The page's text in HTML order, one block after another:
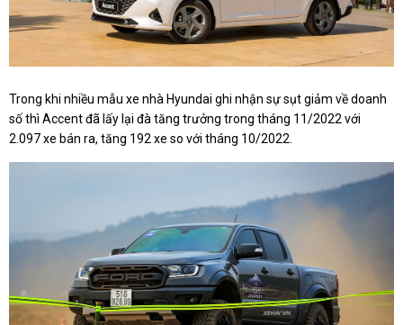
Trong khi nhiều mẫu xe nhà Hyundai ghi nhận sự sụt giảm về doanh
số thì Accent đã lấy lại đà tăng trưởng trong tháng 11/2022 với
2.097 xe bán ra, tăng 192 xe so với tháng 10/2022.